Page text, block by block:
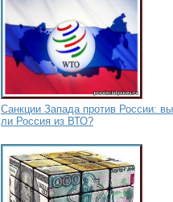
Санкции Запада против России:
ли Россия из ВТО?